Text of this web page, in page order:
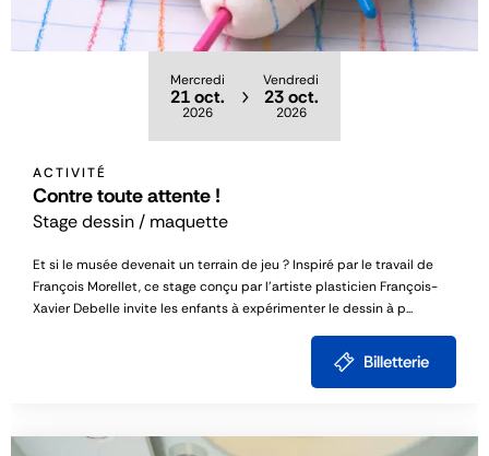
Mercredi
21 oct.
2026
Vendredi
23 oct.
2026
ACTIVITÉ
Contre toute attente !
Stage dessin / maquette
Et si le musée devenait un terrain de jeu ? Inspiré par le travail de
François Morellet, ce stage conçu par l’artiste plasticien François-
Xavier Debelle invite les enfants à expérimenter le dessin à p...
Billetterie